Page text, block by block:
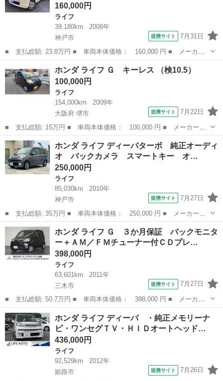
160,000円
ライフ
39,180km
2008年
神戸市
提携サイト 7月31日
■ 支払総額: 23.8万円 ■ 車両本体価格： 160,000 円 ■ メーカー
名： ホンダ ■ 車種名： ライフ ■ グレード名： ハッピースペ
シャル 車検Ｒ９年６月 ＥＴＣ ナビ ワンセグテレビ Ｂｌｕｅ
ｔｏｏｔｈ接...
ライフ
ホンダ ライフ Ｇ キーレス （検10.5）
100,000円
ライフ
154,000km
2009年
大阪府 堺市
提携サイト 7月22日
■ 支払総額: 15万円 ■ 車両本体価格： 100,000 円 ■ メーカー
名： ホンダ ■ 車種名： ライフ ■ グレード名： Ｇ キーレス
■ 排気量： 660cc ■ ドア枚数： 5D ■ ミッション： AT4速 ...
大阪 堺市 ライフ
ホンダ ライフ ディーバターボ 純正オーディ
オ バックカメラ スマートキー オ…
250,000円
ライフ
85,030km
2010年
神戸市
提携サイト 7月27日
■ 支払総額: 35万円 ■ 車両本体価格： 250,000 円 ■ メーカー
名： ホンダ ■ 車種名： ライフ ■ グレード名： ディーバター
ボ 純正オーディオ バックカメラ スマートキー オートエアコ
ン ディスチャージ...
兵庫 神戸市 ライフ
ホンダ ライフ Ｇ ３か月保証 バックモニタ
ー＋ＡＭ／ＦＭチューナー付ＣＤプレ…
398,000円
ライフ
63,601km
2011年
三木市
提携サイト 7月27日
■ 支払総額: 50.7万円 ■ 車両本体価格： 398,000 円 ■ メーカー
名： ホンダ ■ 車種名： ライフ ■ グレード名： Ｇ ３か月保
証 バックモニター＋ＡＭ／ＦＭチューナー付ＣＤプレーヤー キー
レスエントリ...
兵庫 三木市 ライフ
ホンダ ライフ ディーバ ・純正メモリーナ
ビ・ワンセグＴＶ・ＨＩＤオートヘッド…
436,000円
ライフ
92,529km
2012年
姫路市
提携サイト 7月26日